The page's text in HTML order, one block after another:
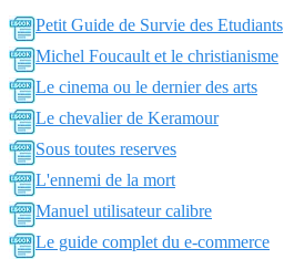
Petit Guide de Survie des Etudiants
Michel Foucault et le christianisme
Le cinema ou le dernier des arts
Le chevalier de Keramour
Sous toutes reserves
L'ennemi de la mort
Manuel utilisateur calibre
Le guide complet du e-commerce